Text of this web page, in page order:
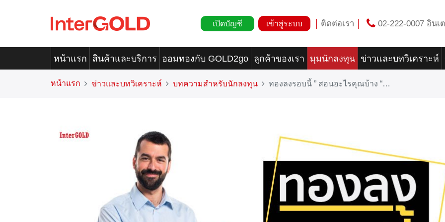
เปิดบัญชี เข้าสู่ระบบ ติดต่อเรา 02-222-0007 อินเ
หน้าแรก สินค้าและบริการ ออมทองกับ GOLD2go ลูกค้าของเรา มุมนักลงทุน ข่าวและบทวิเคราะห์
หน้าแรก ข่าวและบทวิเคราะห์ บทความสำหรับนักลงทุน ทองลงรอบนี้ ” สอนอะไรคุณบ้าง “…